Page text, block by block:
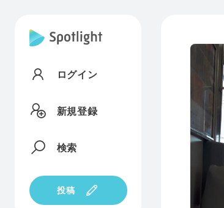
ログイン
新規登録
検索
投稿